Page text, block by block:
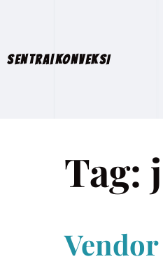
SENTRA|KONVEKSI
Tag: